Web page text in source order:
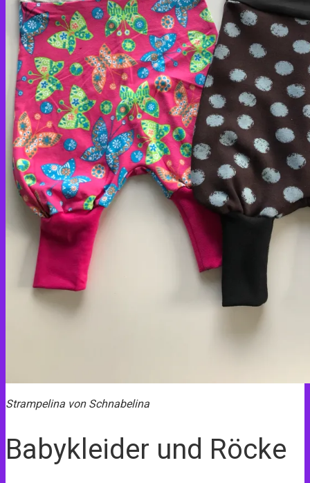
Strampelina von Schnabelina
Babykleider und Röcke